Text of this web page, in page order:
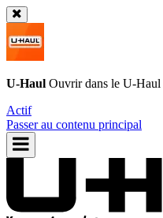
U-Haul Ouvrir dans le U-Haul
Actif
Passer au contenu principal